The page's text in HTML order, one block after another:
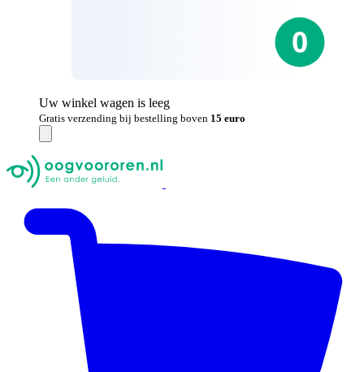
Uw winkel wagen is leeg
Gratis verzending bij bestelling boven 15 euro